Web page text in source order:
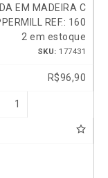
EM MADEIRA C
REF.: 160
2 em estoque
SKU: 177431
R$96,90
1